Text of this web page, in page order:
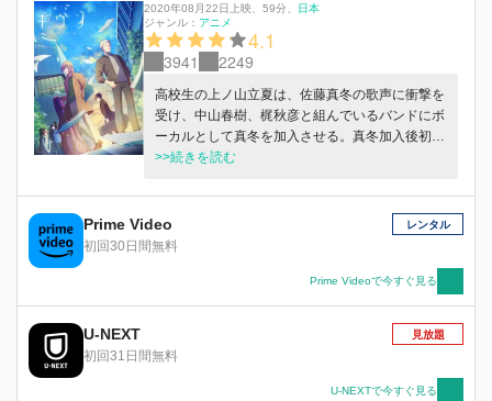
2020年08月22日上映 59分
日本
ジャンル： アニメ
4.1
3941 2249
高校生の上ノ山立夏は、佐藤真冬の歌声に衝撃を
受け、中山春樹、梶秋彦と組んでいるバンドにボ
ーカルとして真冬を加入させる。真冬加入後初の
ライブを成功させ、バンド「ギヴン」の活動が始
は付き合い始める。一方、春樹は長年密かに秋彦
に想いを寄せていたが、秋彦は同居人のヴァイオ
リニスト・村田雨月との関係を続けてい
>>続きを読む
Prime Video
初回30日間無料
レンタル
Prime Videoで今すぐ見る
U-NEXT
初回31日間無料
見放題
U-NEXTで今すぐ見る